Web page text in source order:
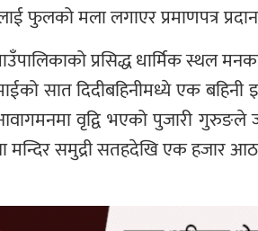
फुलको मला लगाएर प्रमाणपत्र
प्रसिद्ध धार्मिक स्थल
सात दिदीबहिनीमध्ये एक
वृद्वि भएको पुजारी गुरुङले
मन्दिर समुद्री सतहदेखि एक हजार